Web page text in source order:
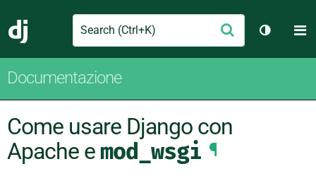
Django
Search Conferma
Cambia
Documentazione
Come usare Django con
Apache emod_wsgi ¶